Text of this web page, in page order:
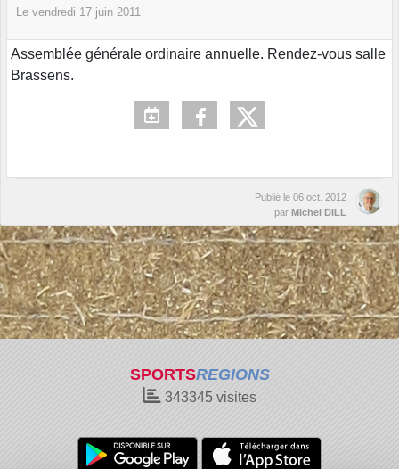
Le vendredi 17 juin 2011
Assemblée générale ordinaire annuelle. Rendez-vous salle
Brassens.
Publié le 06 oct. 2012
par Michel DILL
SPORTSREGIONS
343345 visites